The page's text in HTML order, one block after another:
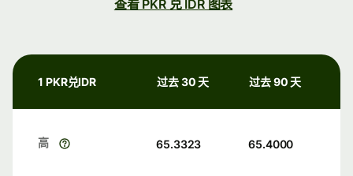
查看 PKR 兑 IDR 图表
1 PKR兑IDR 过去 30 天 过去 90 天
高 65.3323 65.4000